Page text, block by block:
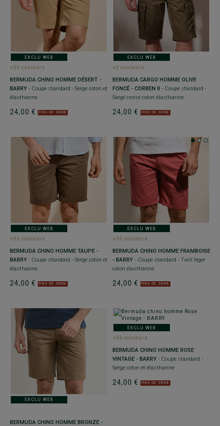
EXCLU WEB
+35 couleurs
BERMUDA CHINO HOMME DÉSERT -
BARRY - Coupe standard - Serge coton et
élasthanne
24,00 € FINS DE SÉRIE
EXCLU WEB
+2 couleurs
BERMUDA CARGO HOMME OLIVE
FONCÉ - CORBEN II
- Coupe standard -
Sergé croisé coton élasthanne
24,00 € FINS DE SÉRIE
EXCLU WEB
+35 couleurs
BERMUDA CHINO HOMME TAUPE -
BARRY - Coupe standard - Serge coton et
élasthanne
24,00 € FINS DE SÉRIE
EXCLU WEB
+35 couleurs
BERMUDA CHINO HOMME FRAMBOISE
- BARRY - Coupe standard - Twill léger
coton élasthanne
24,00 € FINS DE SÉRIE
EXCLU WEB
BERMUDA CHINO HOMME BRONZE -
EXCLU WEB
+35 couleurs
BERMUDA CHINO HOMME ROSE
VINTAGE - BARRY - Coupe standard -
Serge coton et élasthanne
24,00 € FINS DE SÉRIE